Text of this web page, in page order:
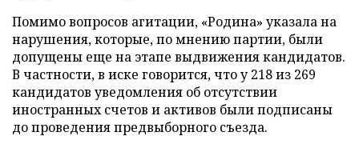
Помимо вопросов агитации, «Родина» указала на
нарушения, которые, по мнению партии, были
допущены еще на этапе выдвижения кандидатов.
В частности, в иске говорится, что у 218 из 269
кандидатов уведомления об отсутствии
иностранных счетов и активов были подписаны
до проведения предвыборного съезда.